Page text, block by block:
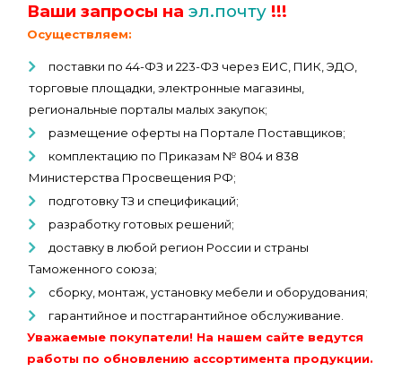
Ваши запросы на эл.почту !!!
Осуществляем:
поставки по 44-ФЗ и 223-ФЗ через ЕИС, ПИК, ЭДО,
торговые площадки, электронные магазины,
региональные порталы малых закупок;
размещение оферты на Портале Поставщиков;
комплектацию по Приказам № 804 и 838
Министерства Просвещения РФ;
подготовку ТЗ и спецификаций;
разработку готовых решений;
доставку в любой регион России и страны
Таможенного союза;
сборку, монтаж, установку мебели и оборудования;
гарантийное и постгарантийное обслуживание.
Уважаемые покупатели! На нашем сайте ведутся
работы по обновлению ассортимента продукции.